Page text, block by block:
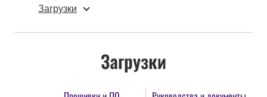
Загрузки
Загрузки